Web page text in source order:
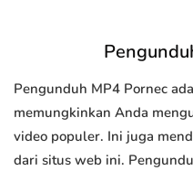
Pengunduh MP4 Pornec
memungkinkan Anda
video populer. Ini juga
dari situs web ini.